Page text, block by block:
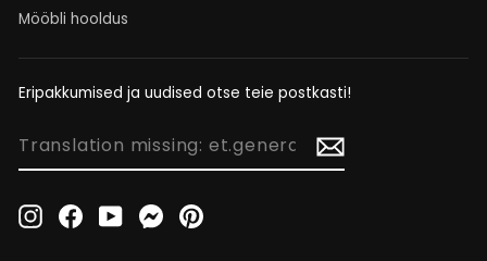
Mööbli hooldus
Eripakkumised ja uudised otse teie postkasti!
TRANSLATION
InstagramFacebookYouTubeMessenger